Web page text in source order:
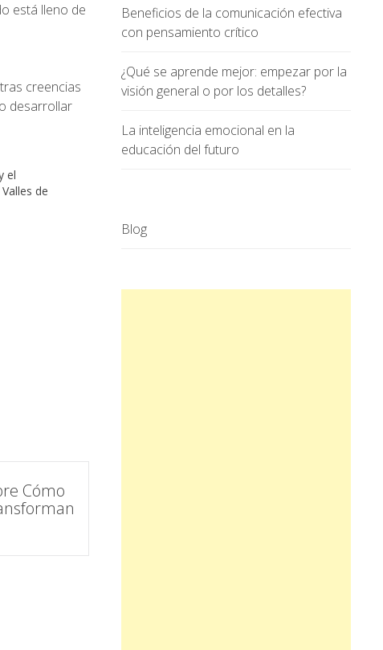
está lleno de
creencias
desarrollar
el
de
Cómo
Beneficios de la comunicación efectiva
con pensamiento crítico
¿Qué se aprende mejor: empezar por la
visión general o por los detalles?
La inteligencia emocional en la
educación del futuro
Blog